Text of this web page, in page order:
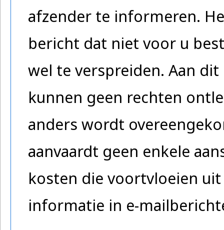
afzender te informeren.
bericht dat niet voor u
wel te verspreiden. Aan
kunnen geen rechten
anders wordt
aanvaardt geen enkele
kosten die voortvloeien
informatie in e-